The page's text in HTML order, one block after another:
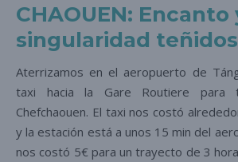
CHAOUEN: Encanto
singularidad
Aterrizamos en el aeropuerto de
taxi hacia la Gare Routiere
Chefchaouen. El taxi nos costó
y la estación está a unos 15 min del
nos costó 5€ para un trayecto de 3